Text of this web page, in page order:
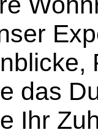
das
Ihr